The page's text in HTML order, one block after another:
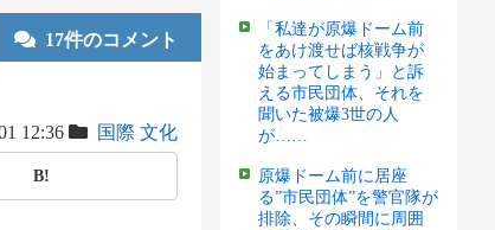
17件のコメント
12:36 国際 文化
B!
「私達が原爆ドーム前
をあけ渡せば核戦争が
始まってしまう」と訴
える市民団体、それを
聞いた被爆3世の人
が……
原爆ドーム前に居座
る”市民団体”を警官隊が
排除、その瞬間に周囲